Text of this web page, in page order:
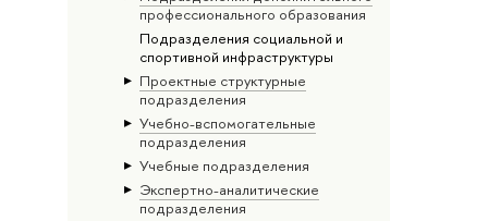
профессионального образования
Подразделения социальной и
спортивной инфраструктуры
Проектные структурные
подразделения
Учебно-вспомогательные
подразделения
Учебные подразделения
Экспертно-аналитические
подразделения